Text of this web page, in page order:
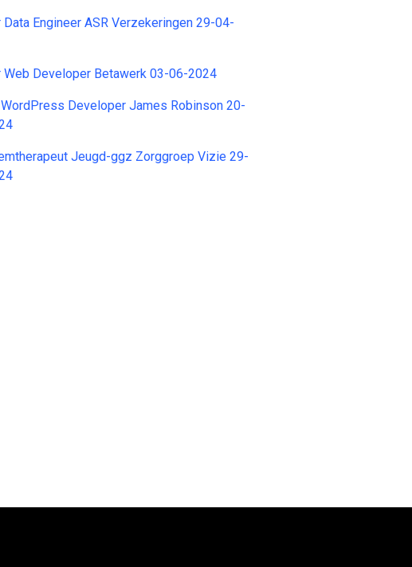
Data Engineer ASR Verzekeringen 29-04-
Web Developer Betawerk 03-06-2024
Developer James Robinson 20-
Jeugd-ggz Zorggroep Vizie 29-